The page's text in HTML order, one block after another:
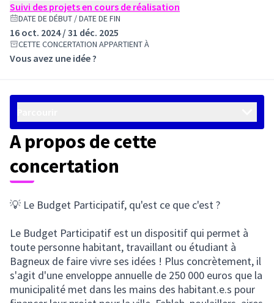
Suivi des projets en cours de réalisation
DATE DE DÉBUT / DATE DE FIN
16 oct. 2024 / 31 déc. 2025
CETTE CONCERTATION APPARTIENT À
Vous avez une idée ?
A propos de cette
concertation
💡 Le Budget Participatif, qu'est ce que c'est ?
Le Budget Participatif est un dispositif qui permet à
toute personne habitant, travaillant ou étudiant à
Bagneux de faire vivre ses idées ! Plus concrètement, il
s'agit d'une enveloppe annuelle de 250 000 euros que la
municipalité met dans les mains des habitant.e.s pour